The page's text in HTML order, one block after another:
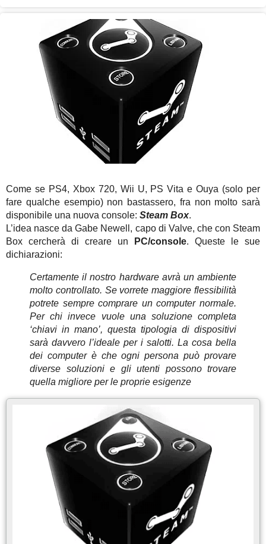
Come se PS4, Xbox 720, Wii U, PS Vita e Ouya (solo per
fare qualche esempio) non bastassero, fra non molto sarà
disponibile una nuova console: Steam Box.
L’idea nasce da Gabe Newell, capo di Valve, che con Steam
Box cercherà di creare un
PC/console. Queste le sue
dichiarazioni:
Certamente il nostro hardware avrà un ambiente
molto controllato. Se vorrete maggiore flessibilità
potrete sempre comprare un computer normale.
Per chi invece vuole una soluzione completa
‘chiavi in mano’, questa tipologia di dispositivi
sarà davvero l’ideale per i salotti. La cosa bella
dei computer è che ogni persona può provare
diverse soluzioni e gli utenti possono trovare
quella migliore per le proprie esigenze